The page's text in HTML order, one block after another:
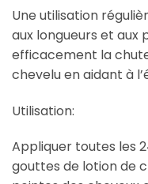
Une utilisation
aux longueurs et aux
efficacement la
chevelu en aidant à
Utilisation:
Appliquer toutes les
gouttes de lotion de